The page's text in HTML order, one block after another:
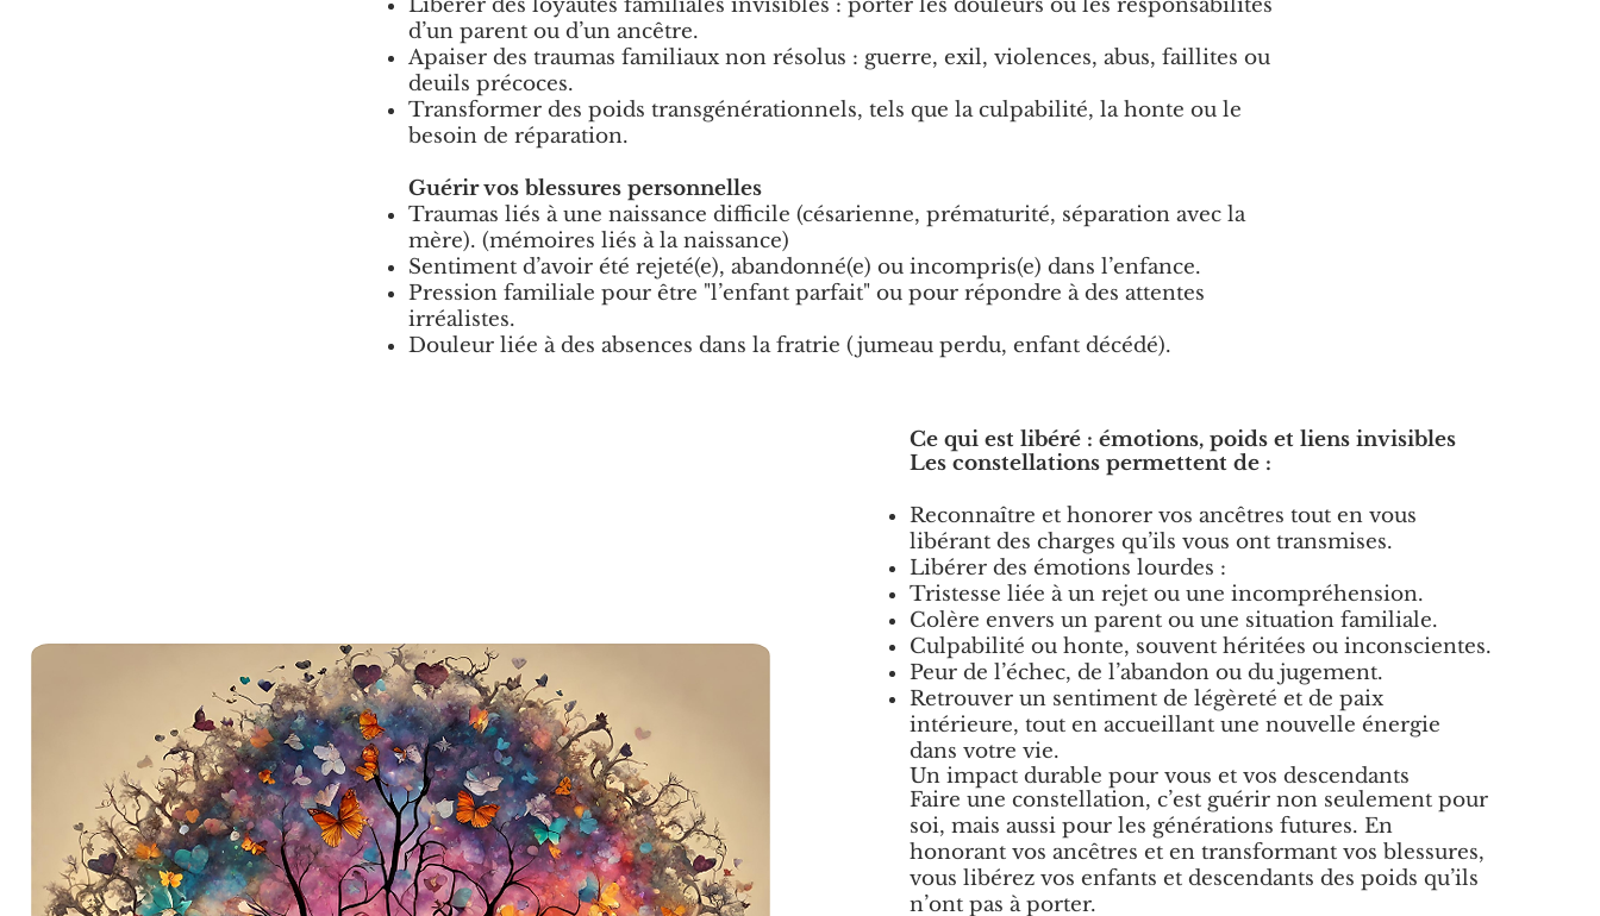
Libérer des loyautés familiales invisibles : porter les douleurs ou les responsabilités
d’un parent ou d’un ancêtre.
Apaiser des traumas familiaux non résolus : guerre, exil, violences, abus, faillites ou
deuils précoces.
Transformer des poids transgénérationnels, tels que la culpabilité, la honte ou le
besoin de réparation.
Guérir vos blessures personnelles
Traumas liés à une naissance difficile (césarienne, prématurité, séparation avec la
mère). (mémoires liés à la naissance)
Sentiment d’avoir été rejeté(e), abandonné(e) ou incompris(e) dans l’enfance.
Pression familiale pour être "l’enfant parfait" ou pour répondre à des attentes
irréalistes.
Douleur liée à des absences dans la fratrie (jumeau perdu, enfant décédé).
Ce qui est libéré : émotions, poids et liens invisibles
Les constellations permettent de :
Reconnaître et honorer vos ancêtres tout en vous
libérant des charges qu’ils vous ont transmises.
Libérer des émotions lourdes :
Tristesse liée à un rejet ou une incompréhension.
Colère envers un parent ou une situation familiale.
Culpabilité ou honte, souvent héritées ou inconscientes.
Peur de l’échec, de l’abandon ou du jugement.
Retrouver un sentiment de légèreté et de paix
intérieure, tout en accueillant une nouvelle énergie
dans votre vie.
Un impact durable pour vous et vos descendants
Faire une constellation, c’est guérir non seulement pour
soi, mais aussi pour les générations futures. En
honorant vos ancêtres et en transformant vos blessures,
vous libérez vos enfants et descendants des poids qu’ils
n’ont pas à porter.